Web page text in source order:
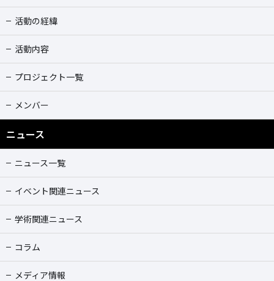
活動の経緯
活動内容
プロジェクト一覧
メンバー
ニュース
ニュース一覧
イベント関連ニュース
学術関連ニュース
コラム
メディア情報